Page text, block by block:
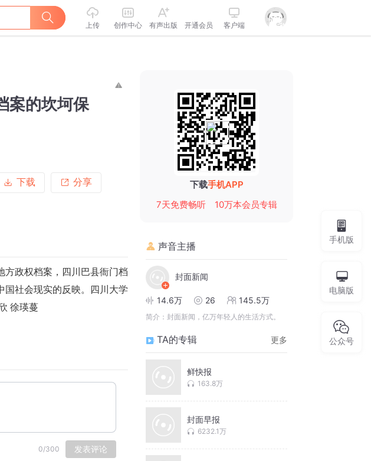
上传 创作中心 有声出版 开通会员 客户端
案的坎坷保
下载 分享
方政权档案，四川巴县衙门档
国社会现实的反映。四川大学
徐瑛蔓
0/300 发表评论
下载手机APP
7天免费畅听
10万本会员专辑
声音主播
封面新闻
14.6万 26 145.5万
简介： 封面新闻，亿万年轻人的生活方式。
TA的专辑 更多
鲜快报
163.8万
封面早报
6232.1万
手机版
电脑版
公众号